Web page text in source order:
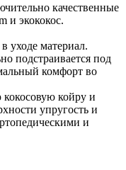
качественные
и экококос.
уходе материал.
подстраивается под
комфорт во
кокосовую койру и
упругость и
и